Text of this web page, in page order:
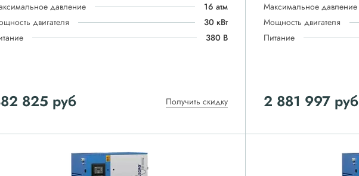
давление
16 атм
двигателя
30 кВт
380 В
825 руб Получить скидку
Максимальное давление
Мощность двигателя
Питание
2 881 997руб